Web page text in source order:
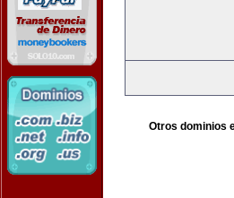
Otros dominios